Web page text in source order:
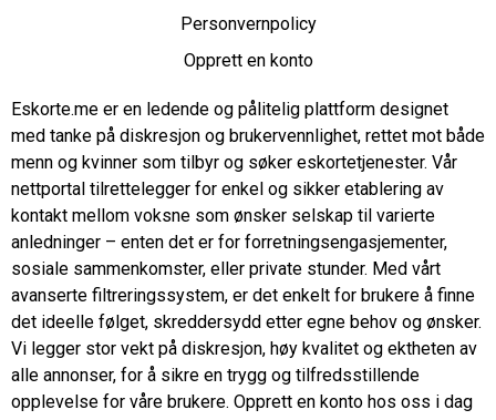
Personvernpolicy
Opprett en konto
Eskorte.me er en ledende og pålitelig plattform designet
med tanke på diskresjon og brukervennlighet, rettet mot både
menn og kvinner som tilbyr og søker eskortetjenester. Vår
nettportal tilrettelegger for enkel og sikker etablering av
kontakt mellom voksne som ønsker selskap til varierte
anledninger – enten det er for forretningsengasjementer,
sosiale sammenkomster, eller private stunder. Med vårt
avanserte filtreringssystem, er det enkelt for brukere å finne
det ideelle følget, skreddersydd etter egne behov og ønsker.
Vi legger stor vekt på diskresjon, høy kvalitet og ektheten av
alle annonser, for å sikre en trygg og tilfredsstillende
opplevelse for våre brukere. Opprett en konto hos oss i dag